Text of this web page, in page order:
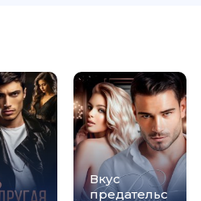
Вкус
предательс